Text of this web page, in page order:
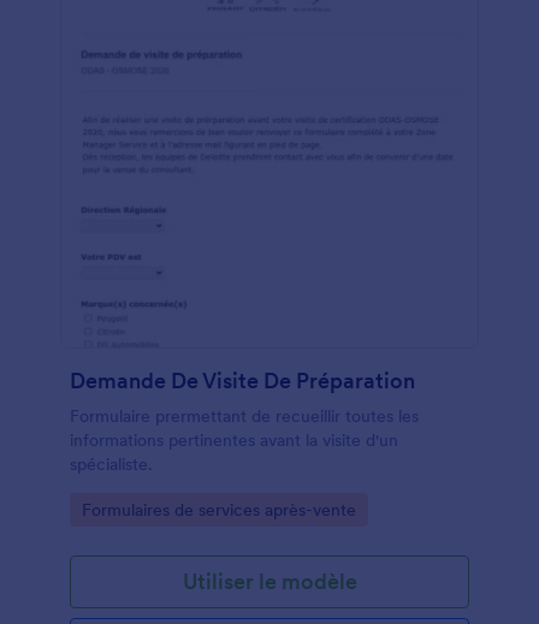
Demande De Visite De Préparation
Formulaire prermettant de recueillir toutes les
informations pertinentes avant la visite d'un
spécialiste.
Go to Category:
Formulaires de services après-vente
Utiliser le modèle